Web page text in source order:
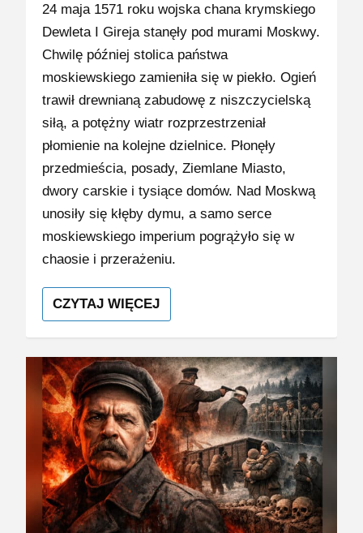
24 maja 1571 roku wojska chana krymskiego
Dewleta I Gireja stanęły pod murami Moskwy.
Chwilę później stolica państwa
moskiewskiego zamieniła się w piekło. Ogień
trawił drewnianą zabudowę z niszczycielską
siłą, a potężny wiatr rozprzestrzeniał
płomienie na kolejne dzielnice. Płonęły
przedmieścia, posady, Ziemlane Miasto,
dwory carskie i tysiące domów. Nad Moskwą
unosiły się kłęby dymu, a samo serce
moskiewskiego imperium pogrążyło się w
chaosie i przerażeniu.
CZYTAJ WIĘCEJ